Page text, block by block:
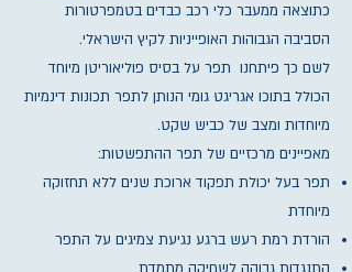
כתוצאה ממעבר כלי רכב כבדים בטמפרטורות
הסביבה הגבוהות האופייניות לקיץ הישראלי.
לשם כך פיתחנו תפר על בסיס פוליאוריטן מיוחד
הכולל בתוכו אגריגט גומי הנותן לתפר תכונות דינמיות
מיוחדות ומצב של כביש שקט.
מאפיינים מרכזיים של תפר ההתפשטות:
תפר בעל יכולת תפקוד ארוכת שנים ללא תחזוקה
מיוחדת
הורדת רמת רעש ברגע נגיעת צמיגים על התפר